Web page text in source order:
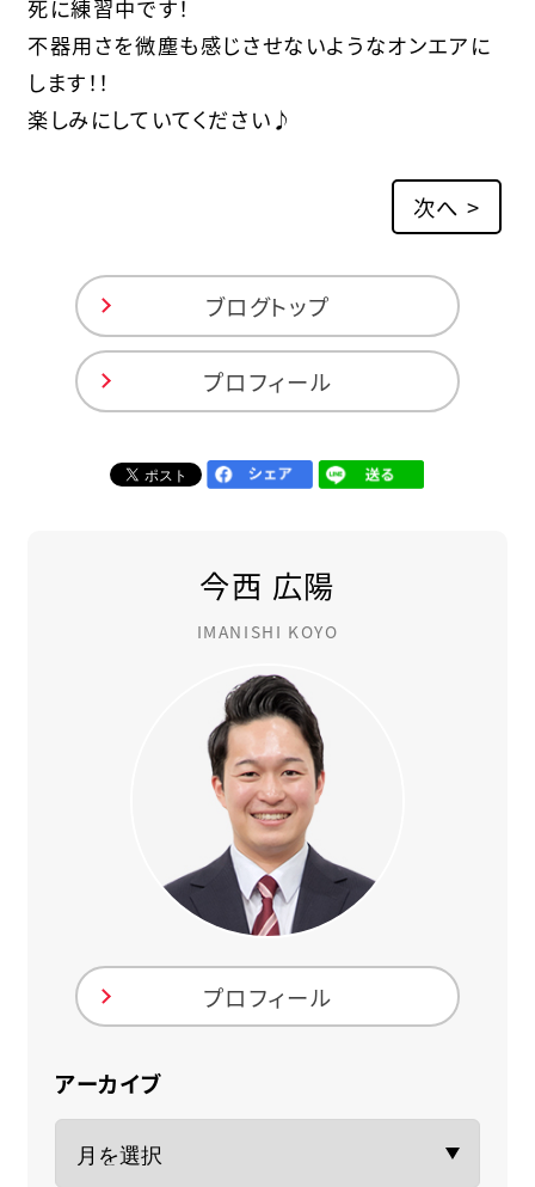
死に練習中です！
不器用さを微塵も感じさせないようなオンエアに
します！！
楽しみにしていてください♪
次へ >
ブログトップ
プロフィール
今西 広陽
IMANISHI KOYO
プロフィール
アーカイブ